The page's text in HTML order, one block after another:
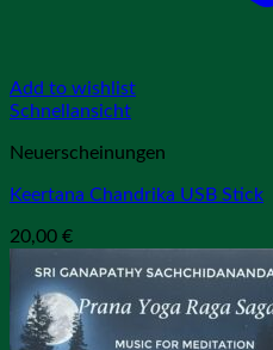
Add to wishlist
Schnellansicht
Neuerscheinungen
Keertana Chandrika USB Stick
20,00 €